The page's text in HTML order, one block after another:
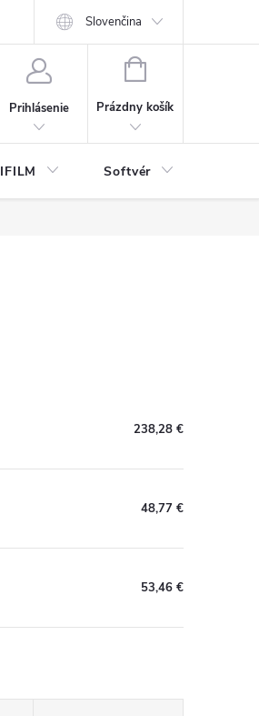
Slovenčina
Prihlásenie
NÁKUPNÝ
Prázdny košík
Softvér
238,28 €
48,77 €
53,46 €